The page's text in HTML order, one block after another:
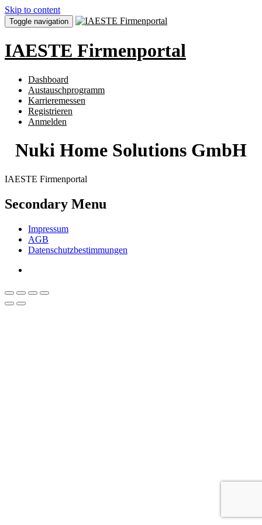
Skip to content
Toggle navigation
IAESTE Firmenportal
Dashboard
Austauschprogramm
Karrieremessen
Registrieren
Anmelden
Nuki Home Solutions GmbH
IAESTE Firmenportal
Secondary Menu
Impressum
AGB
Datenschutzbestimmungen